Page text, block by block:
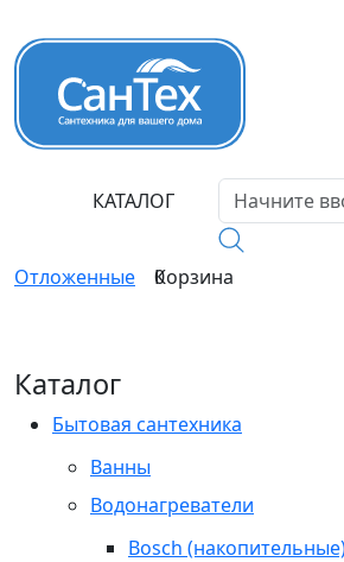
КАТАЛОГ
Отложенные 0
Корзина
Каталог
Бытовая сантехника
Ванны
Водонагреватели
Bosch